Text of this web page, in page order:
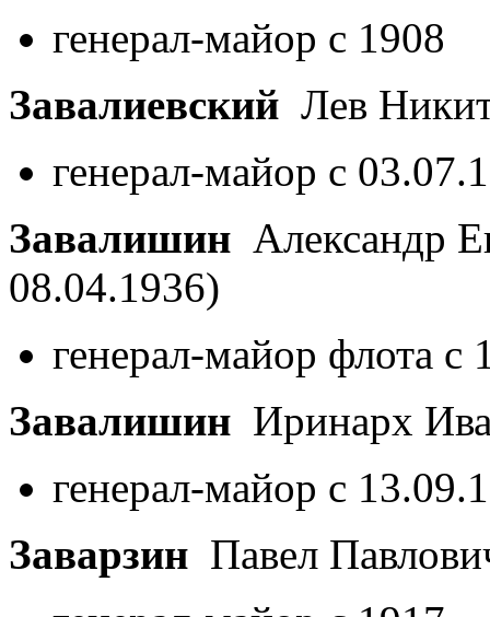
генерал-майор с 1908
Завалиевский Лев
генерал-майор с
Завалишин Александр
08.04.1936)
генерал-майор флота с
Завалишин Иринарх
генерал-майор с
Заварзин Павел